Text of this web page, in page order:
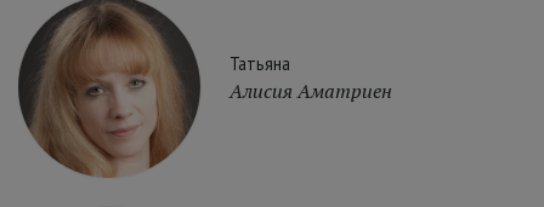
Татьяна
Алисия Аматриен